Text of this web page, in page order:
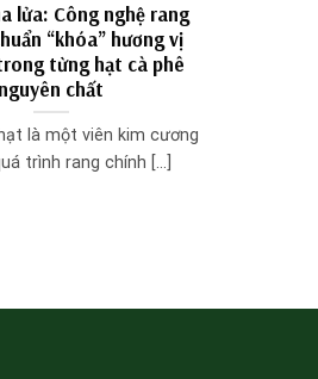
lửa: Công nghệ rang
“khóa” hương vị
từng hạt cà phê
nguyên chất
là một viên kim cương
trình rang chính [...]